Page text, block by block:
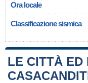
Ora locale
Classificazione sismica
LE CITTÀ ED